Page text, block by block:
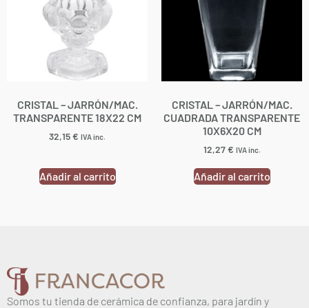
CRISTAL – JARRÓN/MAC.
TRANSPARENTE 18X22 CM
32,15€ IVA inc.
Añadir al carrito
CRISTAL – JARRÓN/MAC.
CUADRADA TRANSPARENTE
10X6X20 CM
12,27€ IVA inc.
Añadir al carrito
Somos tu tienda de cerámica de confianza, para jardín y